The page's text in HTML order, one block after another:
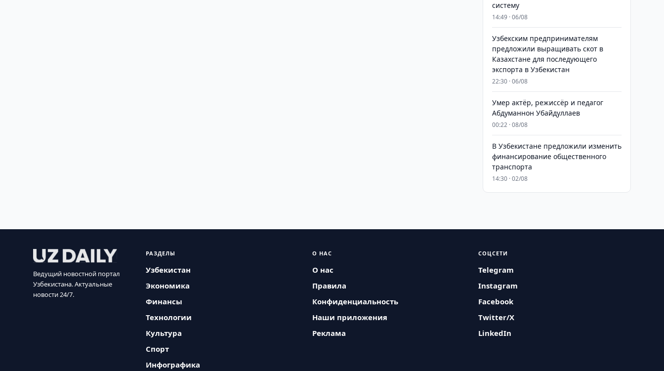
систему
14:49 · 06/08
Узбекским предпринимателям
предложили выращивать скот в
Казахстане для последующего
экспорта в Узбекистан
22:30 · 06/08
Умер актёр, режиссёр и педагог
Абдуманнон Убайдуллаев
00:22 · 08/08
В Узбекистане предложили изменить
финансирование общественного
транспорта
14:30 · 02/08
Ведущий новостной портал
Узбекистана. Актуальные
новости 24/7.
РАЗДЕЛЫ
Узбекистан
Экономика
Финансы
Технологии
Культура
Спорт
Инфографика
О НАС
О нас
Правила
Конфиденциальность
Наши приложения
Реклама
СОЦСЕТИ
Telegram
Instagram
Facebook
Twitter/X
LinkedIn